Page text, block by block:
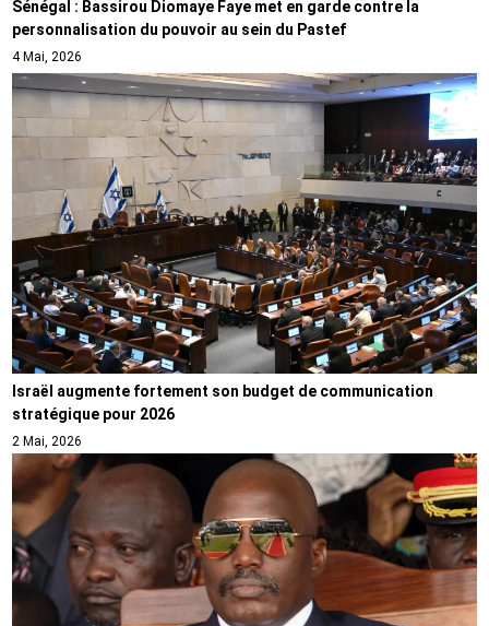
Sénégal : Bassirou Diomaye Faye met en garde contre la
personnalisation du pouvoir au sein du Pastef
4 Mai, 2026
Israël augmente fortement son budget de communication
stratégique pour 2026
2 Mai, 2026